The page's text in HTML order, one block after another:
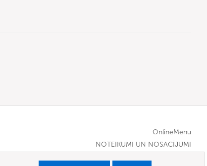
OnlineMenu
NOTEIKUMI UN NOSACĪJUMI